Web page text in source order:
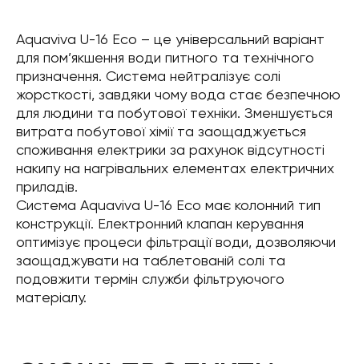
Aquaviva U-16 Eco – це універсальний варіант
для пом’якшення води питного та технічного
призначення. Система нейтралізує солі
жорсткості, завдяки чому вода стає безпечною
для людини та побутової техніки. Зменшується
витрата побутової хімії та заощаджується
споживання електрики за рахунок відсутності
накипу на нагрівальних елементах електричних
приладів.
Система Aquaviva U-16 Eco має колонний тип
конструкції. Електронний клапан керування
оптимізує процеси фільтрації води, дозволяючи
заощаджувати на таблетованій солі та
подовжити термін служби фільтруючого
матеріалу.